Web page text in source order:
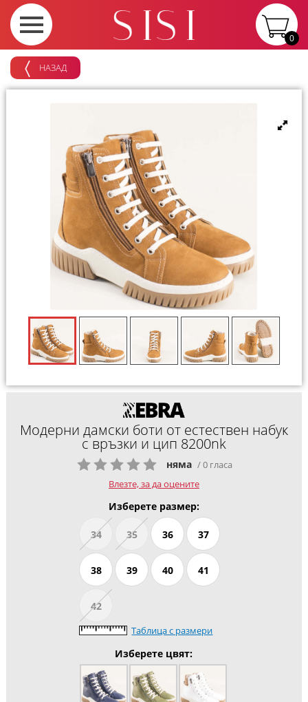
0
НАЗАД
Модерни дамски боти от естествен набук
с връзки и цип 8200nk
няма / 0 гласа
Влезте, за да оцените
Изберете размер:
34 35 36 37
38 39 40 41
42
Таблица с размери
Изберете цвят: